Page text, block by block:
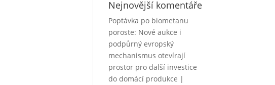
Nejnovější komentáře
Poptávka po biometanu
poroste: Nové aukce i
podpůrný evropský
mechanismus otevírají
prostor pro další investice
do domácí produkce |